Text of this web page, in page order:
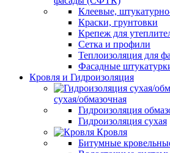
Клеевые,
Краски, грунтовки
Крепеж для
Сетка и профили
Теплоизоляция для
Фасадные
Кровля и Гидроизоляция
сухая/обмазочная
Гидроизоляция
Гидроизоляция сухая
Кровля
Битумные